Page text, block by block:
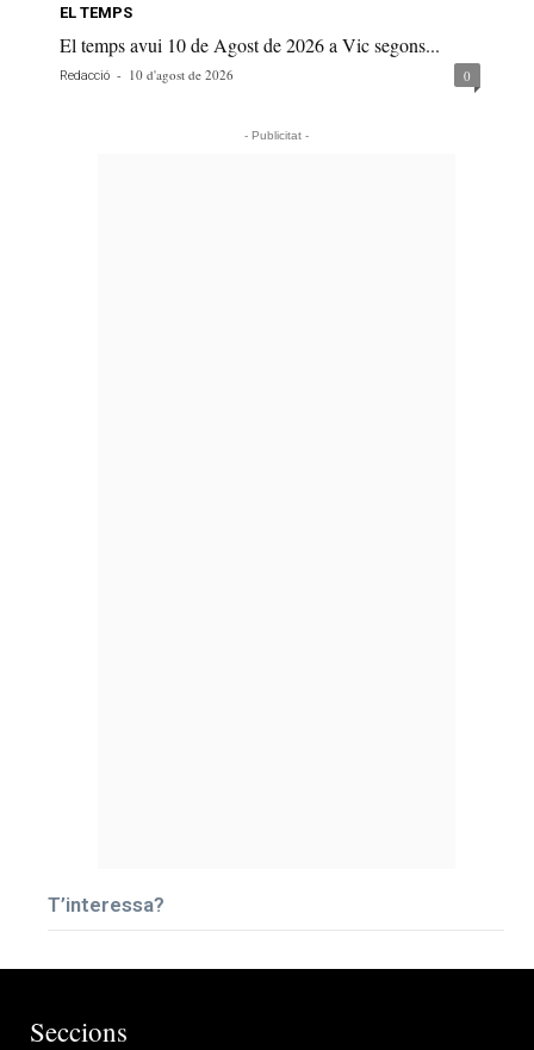
EL TEMPS
El temps avui 10 de Agost de 2026 a Vic segons...
Redacció - 10 d'agost de 2026 0
- Publicitat -
T’interessa?
Seccions